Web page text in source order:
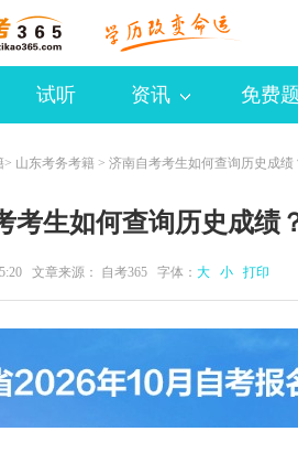
试听 资讯 免费
> 山东考务考籍 > 济南自考考生如何查询历史成绩
考生如何查询历史成绩
文章来源： 自考365 字体： 大 小 打印